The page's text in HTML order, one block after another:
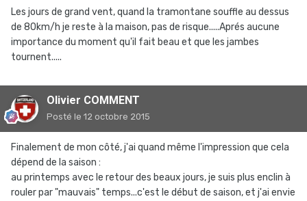
Les jours de grand vent, quand la tramontane souffle au dessus
de 80km/h je reste à la maison, pas de risque.....Aprés aucune
importance du moment qu'il fait beau et que les jambes
tournent.....
Olivier COMMENT
Posté le 12 octobre 2015
Finalement de mon côté, j'ai quand même l'impression que cela
dépend de la saison :
au printemps avec le retour des beaux jours, je suis plus enclin à
rouler par "mauvais" temps...c'est le début de saison, et j'ai envie